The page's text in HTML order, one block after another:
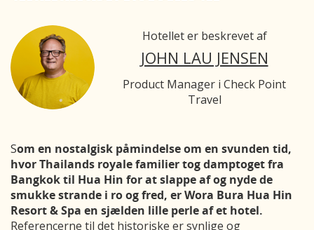
Hotellet er beskrevet af
JOHN LAU JENSEN
Product Manager i Check Point
Travel
Som en nostalgisk påmindelse om en svunden tid,
hvor Thailands royale familier tog damptoget fra
Bangkok til Hua Hin for at slappe af og nyde de
smukke strande i ro og fred, er Wora Bura Hua Hin
Resort & Spa en sjælden lille perle af et hotel.
Referencerne til det historiske er synlige og